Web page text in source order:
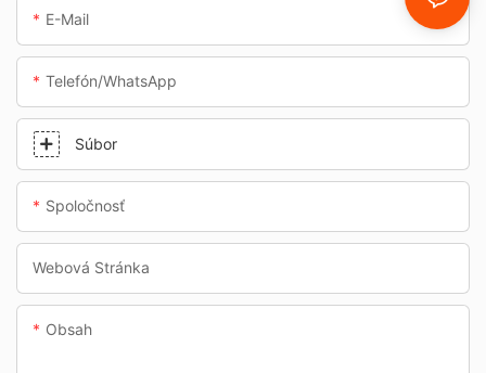
E-Mail
Telefón/whatsApp
Súbor
Spoločnosť
Webová Stránka
Obsah